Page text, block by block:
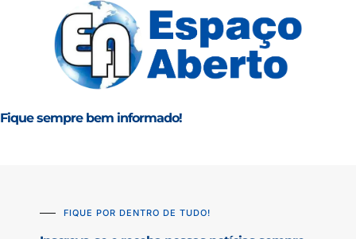
Fique sempre bem informado!
FIQUE POR DENTRO DE TUDO!